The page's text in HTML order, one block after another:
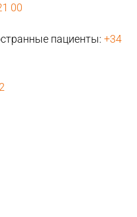
00
пациенты: +34